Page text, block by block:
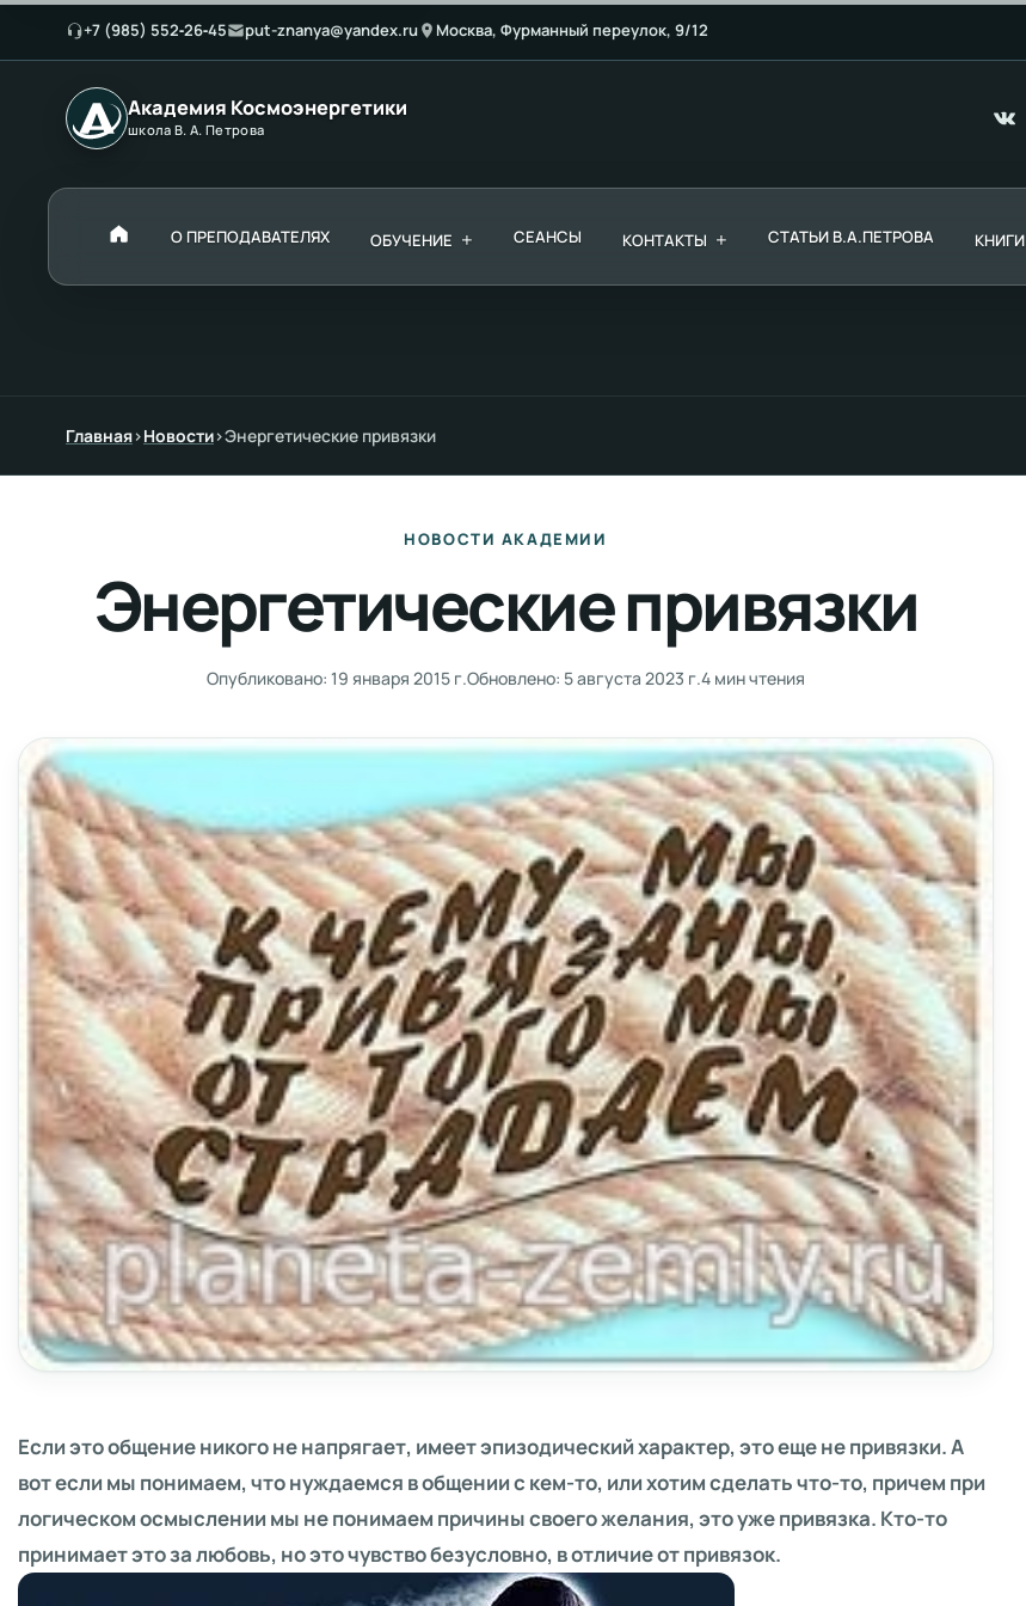
+7 (985) 552‑26‑45 put-znanya@yandex.ru Москва, Фурманный переулок, 9/12
Академия Космоэнергетики
школа В. А. Петрова
О ПРЕПОДАВАТЕЛЯХ ОБУЧЕНИЕ + СЕАНСЫ КОНТАКТЫ + СТАТЬИ В.А.ПЕТРОВА КНИГИ
Главная›Новости›Энергетические привязки
НОВОСТИ АКАДЕМИИ
Энергетические привязки
Опубликовано: 19 января 2015 г.Обновлено: 5 августа 2023 г.4 мин чтения
Если это общение никого не напрягает, имеет эпизодический характер, это еще не привязки. А
вот если мы понимаем, что нуждаемся в общении с кем-то, или хотим сделать что-то, причем при
логическом осмыслении мы не понимаем причины своего желания, это уже привязка. Кто-то
принимает это за любовь, но это чувство безусловно, в отличие от привязок.